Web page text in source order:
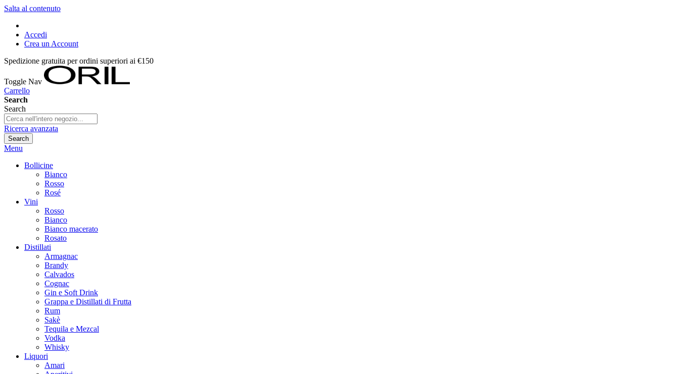
Salta al contenuto
Accedi
Crea un Account
Spedizione gratuita per ordini superiori ai €150
Toggle Nav
Carrello
Search
Search
Ricerca avanzata
Search
Menu
Bollicine
Bianco
Rosso
Rosé
Vini
Rosso
Bianco
Bianco macerato
Rosato
Distillati
Armagnac
Brandy
Calvados
Cognac
Gin e Soft Drink
Grappa e Distillati di Frutta
Rum
Sakè
Tequila e Mezcal
Vodka
Whisky
Liquori
Amari